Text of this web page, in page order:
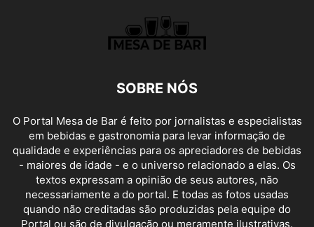
SOBRE NÓS
O Portal Mesa de Bar é feito por jornalistas e especialistas
em bebidas e gastronomia para levar informação de
qualidade e experiências para os apreciadores de bebidas
- maiores de idade - e o universo relacionado a elas. Os
textos expressam a opinião de seus autores, não
necessariamente a do portal. E todas as fotos usadas
quando não creditadas são produzidas pela equipe do
Portal ou são de divulgação ou meramente ilustrativas.